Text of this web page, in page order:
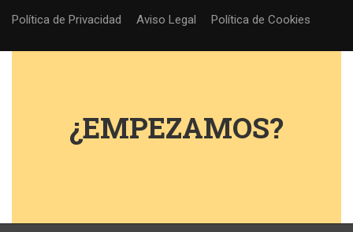
Política de Privacidad
Aviso Legal Política de Cookies
¿EMPEZAMOS?